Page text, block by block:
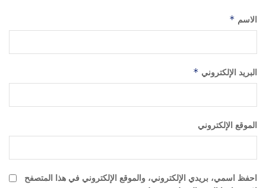
الاسم *
البريد الإلكتروني *
الموقع الإلكتروني
احفظ اسمي، بريدي الإلكتروني، والموقع الإلكتروني في هذا المتصفح